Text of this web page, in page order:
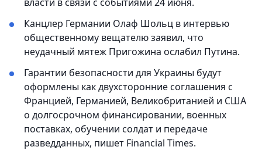
власти в связи с событиями 24 июня.
Канцлер Германии Олаф Шольц в интервью
общественному вещателю заявил, что
неудачный мятеж Пригожина ослабил Путина.
Гарантии безопасности для Украины будут
оформлены как двухсторонние соглашения с
Францией, Германией, Великобританией и США
о долгосрочном финансировании, военных
поставках, обучении солдат и передаче
разведданных, пишет Financial Times.